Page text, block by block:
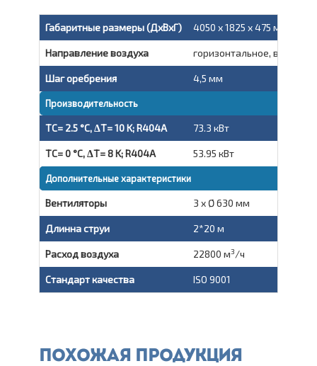
Габаритные размеры (ДxВxГ) 4050 x 1825 x 475 мм
Направление воздуха горизонтальное,
Шаг оребрения 4,5 мм
Производительность
TC= 2.5 °C, ΔT= 10 K; R404A 73.3 кВт
TC= 0 °C, ΔT= 8 K; R404A 53.95 кВт
Дополнительные характеристики
Вентиляторы 3 x Ø 630 мм
Длинна струи 2*20 м
Расход воздуха 22800 м3/ч
Стандарт качества ISO 9001
Похожая продукция